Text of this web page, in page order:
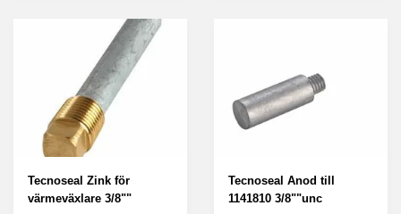
Tecnoseal Zink för
värmeväxlare 3/8""
Tecnoseal Anod till
1141810 3/8""unc